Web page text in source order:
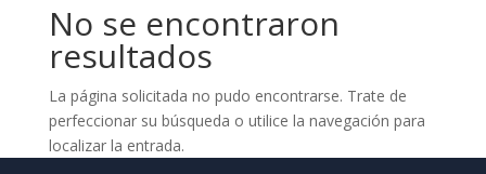
No se encontraron
resultados
La página solicitada no pudo encontrarse. Trate de
perfeccionar su búsqueda o utilice la navegación para
localizar la entrada.